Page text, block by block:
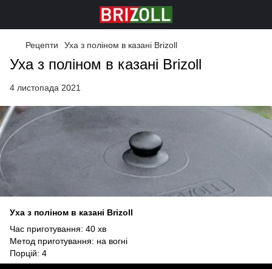
Рецепти Уха з поліном в казані Brizoll
Уха з поліном в казані Brizoll
4 листопада 2021
Уха з поліном в казані Brizoll
Час приготування: 40 хв
Метод приготування: на вогні
Порцій: 4